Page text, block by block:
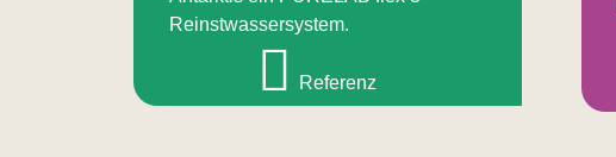
Reinstwassersystem.
Referenz